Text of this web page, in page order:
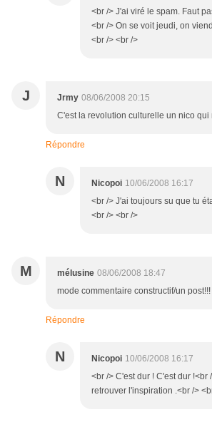
<br /> J'ai viré le spam. Faut
<br /> On se voit jeudi, on
<br /> <br />
J Jrmy 08/06/2008 20:15
C'est la revolution culturelle un nico qui
Répondre
N Nicopoi 10/06/2008 16:17
<br /> J'ai toujours su que tu
<br /> <br />
M mélusine 08/06/2008 18:47
mode commentaire constructif/un
Répondre
N Nicopoi 10/06/2008 16:17
<br /> C'est dur ! C'est dur !<br
retrouver l'inspiration .<br />